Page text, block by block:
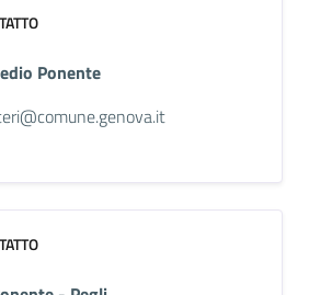
Ponente